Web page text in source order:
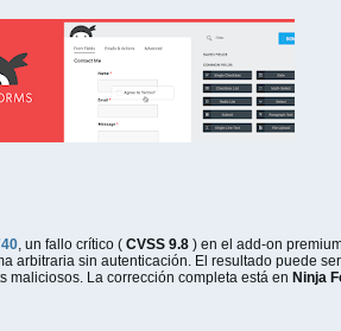
, un fallo crítico ( CVSS 9.8 ) en el add-on
arbitraria sin autenticación. El resultado puede ser
maliciosos. La corrección completa está en Ninja